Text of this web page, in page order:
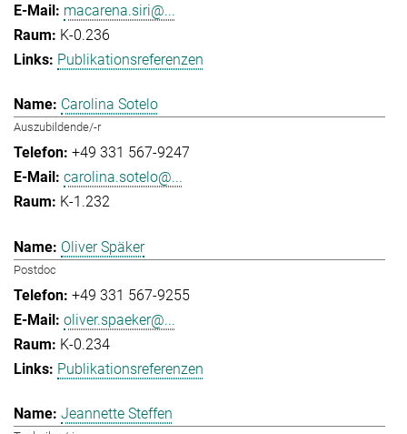
macarena.siri@...
K-0.236
Publikationsreferenzen
Carolina Sotelo
Auszubildende/-r
+49 331 567-9247
carolina.sotelo@...
K-1.232
Oliver Späker
Postdoc
+49 331 567-9255
oliver.spaeker@...
K-0.234
Publikationsreferenzen
Jeannette Steffen